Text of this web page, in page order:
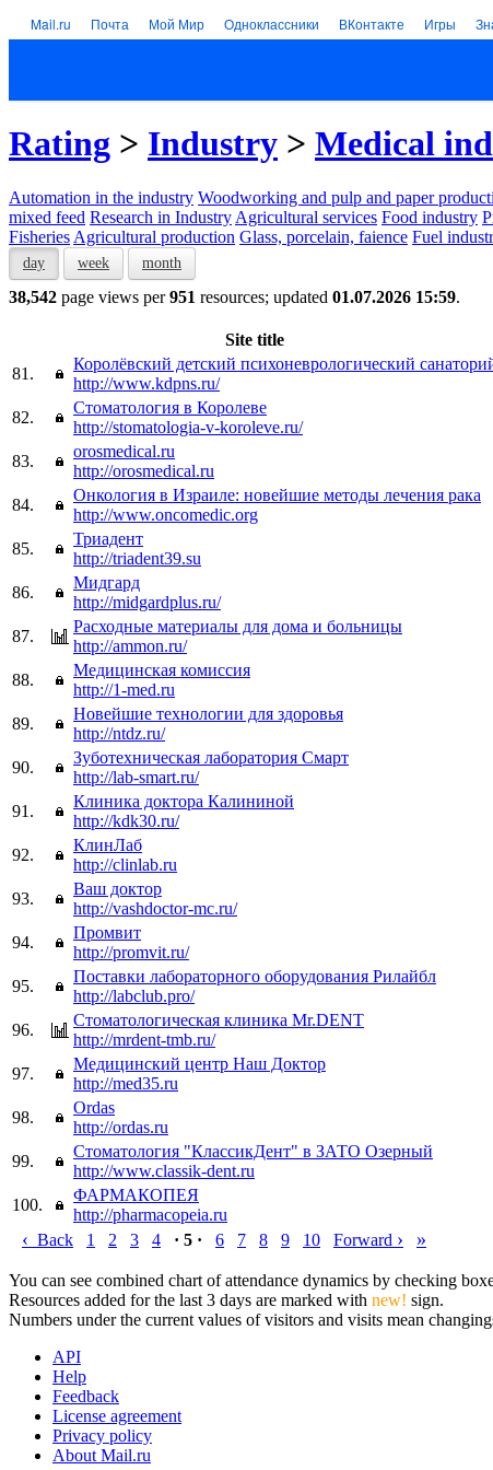
Mail.ru Почта Мой Мир Одноклассники ВКонтакте Игры
Rating > Industry > Medical
Automation in the industry Woodworking and pulp and paper
mixed feed Research in Industry Agricultural services Food industry
Fisheries Agricultural production Glass, porcelain, faience Fuel
day week month
38,542 page views per951 resources; updated 01.07.2026 15:59.
Site title
81.
Королёвский детский психоневрологический
http://www.kdpns.ru/
82.
Стоматология в Королеве
http://stomatologia-v-koroleve.ru/
83.
orosmedical.ru
http://orosmedical.ru
84.
Онкология в Израиле: новейшие методы лечения рака
http://www.oncomedic.org
85.
Триадент
http://triadent39.su
86.
Мидгард
http://midgardplus.ru/
87.
Расходные материалы для дома и больницы
http://ammon.ru/
88.
Медицинская комиссия
http://1-med.ru
89.
Новейшие технологии для здоровья
http://ntdz.ru/
90.
Зуботехническая лаборатория Смарт
http://lab-smart.ru/
91.
Клиника доктора Калининой
http://kdk30.ru/
92.
КлинЛаб
http://clinlab.ru
93.
Ваш доктор
http://vashdoctor-mc.ru/
94.
Промвит
http://promvit.ru/
95.
Поставки лабораторного оборудования Рилайбл
http://labclub.pro/
96.
Стоматологическая клиника Mr.DENT
http://mrdent-tmb.ru/
97.
Медицинский центр Наш Доктор
http://med35.ru
98.
Ordas
http://ordas.ru
99.
Стоматология "КлассикДент" в ЗАТО Озерный
http://www.classik-dent.ru
100.
ФАРМАКОПЕЯ
http://pharmacopeia.ru
‹ Back 1 2 3 4 · 5 · 6 7 8 9 10 Forward › »
You can see combined chart of attendance dynamics by checking
Resources added for the last 3 days are marked with new! sign.
Numbers under the current values of visitors and visits mean
API
Help
Feedback
License agreement
Privacy policy
About Mail.ru